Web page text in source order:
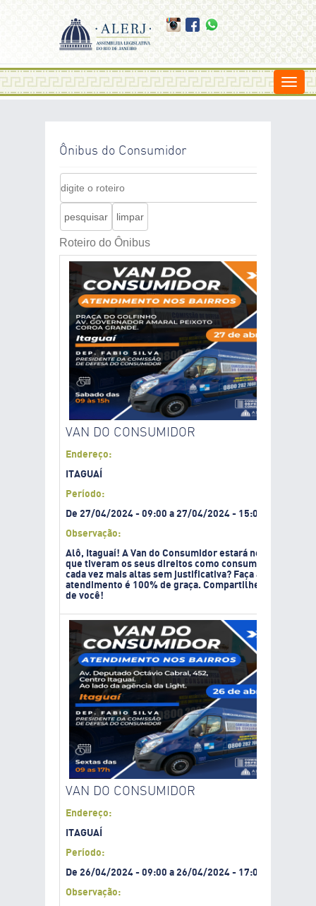
Ônibus do Consumidor
Roteiro do Ônibus
VAN DO CONSUMIDOR
Endereço:
ITAGUAÍ
Período:
De 27/04/2024 - 09:00 a 27/04/2024 - 15:00
Observação:
Alô, Itaguaí! A Van do Consumidor estará neste
que tiveram os seus direitos como consumidor
cada vez mais altas sem justificativa? Faça a sua
atendimento é 100% de graça. Compartilhe com seus
de você!
VAN DO CONSUMIDOR
Endereço:
ITAGUAÍ
Período:
De 26/04/2024 - 09:00 a 26/04/2024 - 17:00
Observação: